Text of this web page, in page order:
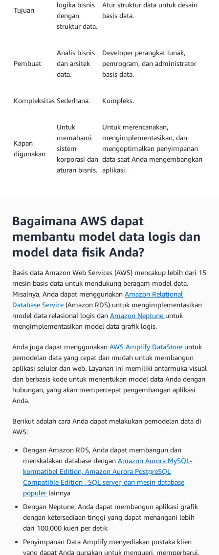
Tujuan
logika bisnis
dengan
struktur data.
Atur struktur data untuk desain
basis data.
Pembuat
Analis bisnis
dan arsitek
data.
Developer perangkat lunak,
pemrogram, dan administrator
basis data.
Kompleksitas Sederhana. Kompleks.
Kapan
digunakan
Untuk
memahami
sistem
korporasi dan
aturan bisnis.
Untuk merencanakan,
mengimplementasikan, dan
mengoptimalkan penyimpanan
data saat Anda mengembangkan
aplikasi.
Bagaimana AWS dapat
membantu model data logis dan
model data fisik Anda?
Basis data Amazon Web Services (AWS) mencakup lebih dari 15
mesin basis data untuk mendukung beragam model data.
Misalnya, Anda dapat menggunakan Amazon Relational
Database Service (Amazon RDS) untuk mengimplementasikan
model data relasional logis dan Amazon Neptune untuk
mengimplementasikan model data grafik logis.
Anda juga dapat menggunakan AWS Amplify DataStore untuk
pemodelan data yang cepat dan mudah untuk membangun
aplikasi seluler dan web. Layanan ini memiliki antarmuka visual
dan berbasis kode untuk menentukan model data Anda dengan
hubungan, yang akan mempercepat pengembangan aplikasi
Anda.
Berikut adalah cara Anda dapat melakukan pemodelan data di
AWS:
Dengan Amazon RDS, Anda dapat membangun dan
menskalakan database dengan Amazon Aurora MySQL-
kompatibel Edition, Amazon Aurora PostgreSQL
Compatible Edition , SQL server, dan mesin database
populer lainnya
Dengan Neptune, Anda dapat membangun aplikasi grafik
dengan ketersediaan tinggi yang dapat menangani lebih
dari 100.000 kueri per detik
Penyimpanan Data Amplify menyediakan pustaka klien
yang dapat Anda gunakan untuk mengueri, memperbarui,